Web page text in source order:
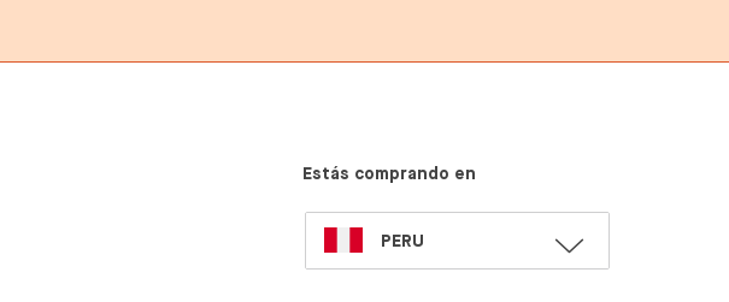
Estás comprando en
SELECT
LANGUAGE
PERU